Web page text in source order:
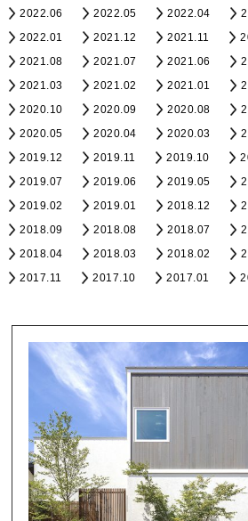
2022.06
2022.05 2022.04
2022.01
2021.12 2021.11
2021.08
2021.07 2021.06
2021.03
2021.02 2021.01
2020.10
2020.09 2020.08
2020.05
2020.04 2020.03
2019.12
2019.11 2019.10
2019.07
2019.06 2019.05
2019.02
2019.01 2018.12
2018.09
2018.08 2018.07
2018.04
2018.03 2018.02
2017.11
2017.10 2017.01